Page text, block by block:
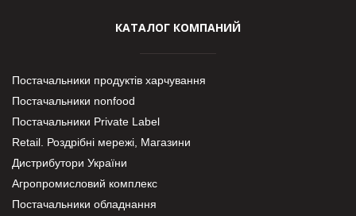
КАТАЛОГ КОМПАНИЙ
Постачальники продуктів харчування
Постачальники nonfood
Постачальники Private Label
Retail. Роздрібні мережі, Магазини
Дистрибутори України
Агропромисловий комплекс
Постачальники обладнання